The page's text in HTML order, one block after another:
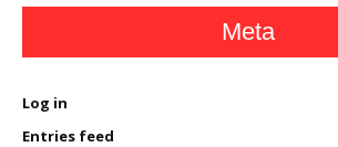
Meta
Log in
Entries feed